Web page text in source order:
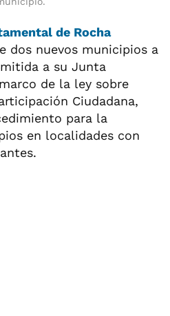
de Rocha
dos nuevos municipios a
a su Junta
de la ley sobre
Ciudadana,
para la
en localidades con